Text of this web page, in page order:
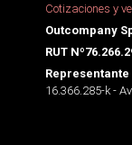
Cotizaciones y
Outcompany
RUT
Representante
16.366.285-k -